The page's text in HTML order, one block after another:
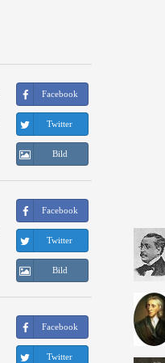
Facebook
Twitter
Bild
Facebook
Twitter
Bild
Facebook
Twitter